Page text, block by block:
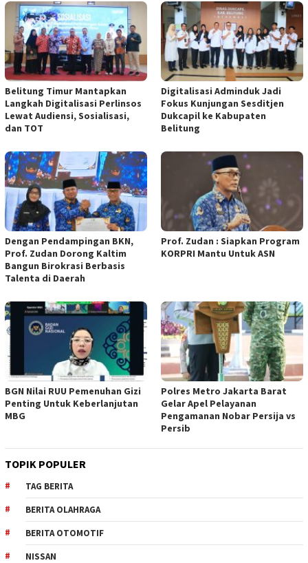
Belitung Timur Mantapkan
Langkah Digitalisasi Perlinsos
Lewat Audiensi, Sosialisasi,
dan TOT
Digitalisasi Adminduk Jadi
Fokus Kunjungan Sesditjen
Dukcapil ke Kabupaten
Belitung
Dengan Pendampingan BKN,
Prof. Zudan Dorong Kaltim
Bangun Birokrasi Berbasis
Talenta di Daerah
Prof. Zudan : Siapkan Program
KORPRI Mantu Untuk ASN
BGN Nilai RUU Pemenuhan Gizi
Penting Untuk Keberlanjutan
MBG
Polres Metro Jakarta Barat
Gelar Apel Pelayanan
Pengamanan Nobar Persija vs
Persib
TOPIK POPULER
TAG BERITA
BERITA OLAHRAGA
BERITA OTOMOTIF
NISSAN